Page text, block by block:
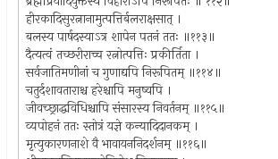
हीरकादिसुरत्नानामुत्पत्तिर्बलराक्षसात् ।
बलस्य पार्षदस्याऽत्र शापेन पतनं ततः ॥११३॥
दैत्यत्वं तच्छरीराच्च रत्नोत्पत्तिः प्रकीर्तिता ।
सर्वजातिमणीनां च गुणाद्यपि निरूपितम् ॥११४॥
चतुर्दशावताराश्च हरेश्चापि मनुष्वपि ।
जीवच्छ्राद्धविधिश्चापि संसारस्य निवर्तनम् ॥११५॥
व्यपोहनं ततः स्तोत्रं यज्ञे कन्यादिदानकम् ।
मृत्युकारणनाशे वै भावायननिदर्शनम् ॥११६॥